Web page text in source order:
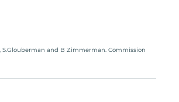
, S.Glouberman and B Zimmerman. Commission